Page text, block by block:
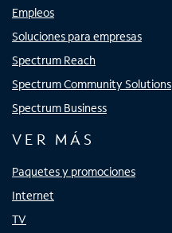
Empleos
Soluciones para empresas
Spectrum Reach
Spectrum Community Solutions
Spectrum Business
VER MÁS
Paquetes y promociones
Internet
TV